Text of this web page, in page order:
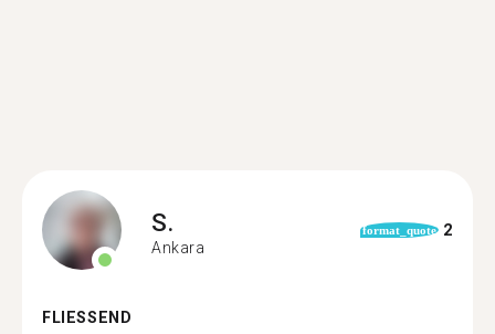
S.
Ankara
format_quote 2
FLIESSEND